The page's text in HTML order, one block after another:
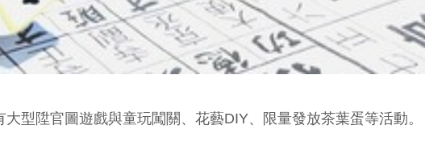
型陞官圖遊戲與童玩闖關、花藝DIY、限量發放茶葉蛋等活動